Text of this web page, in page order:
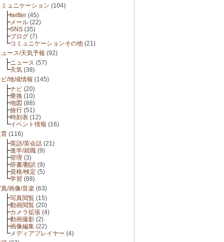
ミュニケーション (104)
twitter (45)
メール (22)
SNS (35)
ブログ (7)
コミュニケーションその他 (21)
ュース/天気予報 (92)
ニュース (57)
天気 (38)
/地域情報 (145)
ナビ (20)
乗換 (10)
地図 (88)
旅行 (51)
時刻表 (12)
イベント情報 (16)
(116)
英語/英会話 (21)
進学/就職 (9)
管理 (3)
辞書/翻訳 (9)
資格/検定 (5)
学習 (88)
/画像/音楽 (63)
写真閲覧 (15)
動画閲覧 (20)
カメラ拡張 (4)
動画撮影 (2)
画像編集 (22)
メディアプレイヤー (4)